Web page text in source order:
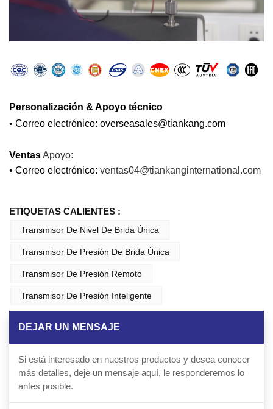
Personalización & Apoyo técnico
• Correo electrónico: overseasales@tiankang.com
VentasApoyo:
• Correo electrónico: ventas04@tiankanginternational.com
ETIQUETAS CALIENTES :
Transmisor De Nivel De Brida Única
Transmisor De Presión De Brida Única
Transmisor De Presión Remoto
Transmisor De Presión Inteligente
DEJAR UN MENSAJE
Si está interesado en nuestros productos y desea conocer
más detalles, deje un mensaje aquí, le responderemos lo
antes posible.